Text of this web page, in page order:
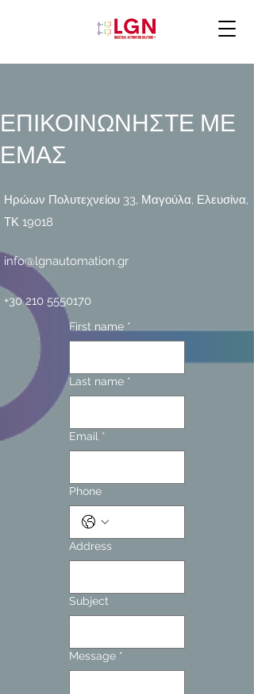
ΕΠΙΚΟΙΝΩΝΗΣΤΕ ΜΕ
ΕΜΑΣ
Ηρώων Πολυτεχνείου 33, Μαγούλα, Ελευσίνα,
ΤΚ 19018
info@lgnautomation.gr
+30 210 5550170
First name *
Last name *
Email *
Phone
Address
Subject
Message *